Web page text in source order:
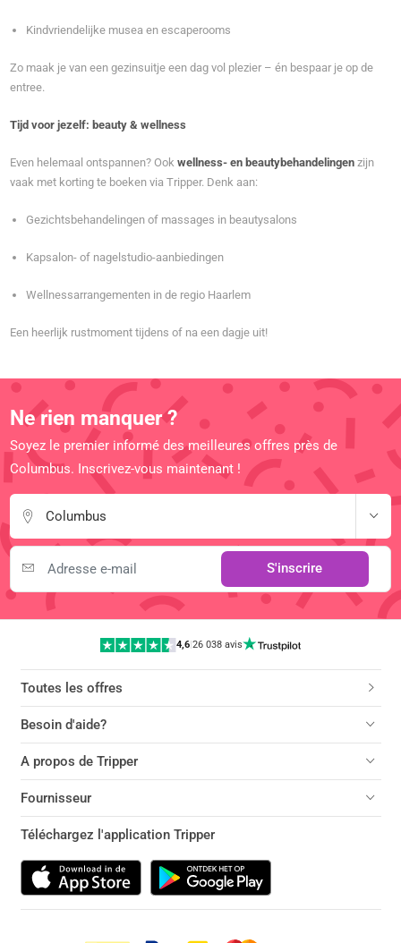
Kindvriendelijke musea en escaperooms
Zo maak je van een gezinsuitje een dag vol plezier – én bespaar je op de
entree.
Tijd voor jezelf: beauty & wellness
Even helemaal ontspannen? Ookwellness- en beautybehandelingen zijn
vaak met korting te boeken via Tripper. Denk aan:
Gezichtsbehandelingen of massages in beautysalons
Kapsalon- of nagelstudio-aanbiedingen
Wellnessarrangementen in de regio Haarlem
Een heerlijk rustmoment tijdens of na een dagje uit!
Ne rien manquer ?
Soyez le premier informé des meilleures offres près de
Columbus. Inscrivez-vous maintenant !
Columbus
S'inscrire
4,6 |26 038 avis
Toutes les offres
Besoin d'aide?
A propos de Tripper
Fournisseur
Téléchargez l'application Tripper